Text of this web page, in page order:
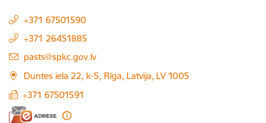
+371 67501590
+371 26451885
E-pasts:
pasts@spkc.gov.lv
Duntes iela 22, k-5, Rīga, Latvija, LV 1005
+371 67501591